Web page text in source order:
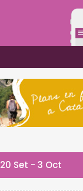
20 Set - 3 Oct